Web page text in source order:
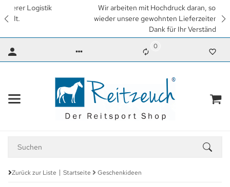
Wir arbeiten mit Hochdruck daran, so schnell wie möglich
wieder unsere gewohnten Lieferzeiten zu erreichen. Vielen
Dank für Ihr Verständnis.
0
Zurück zur Liste Startseite Geschenkideen